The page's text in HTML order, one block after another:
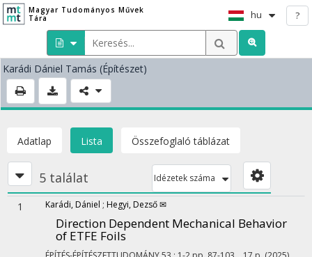
Magyar Tudományos Művek
Tára
hu ?
Karádi Dániel Tamás (Építészet)
Adatlap Lista Összefoglaló táblázat
5 találat Idézetek száma
1 Karádi, Dániel ; Hegyi, Dezső ✉
Direction Dependent Mechanical Behavior
of ETFE Foils